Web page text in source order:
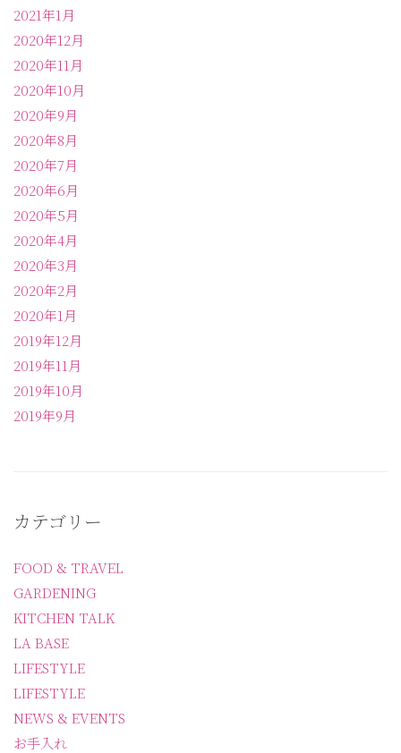
2021年1月
2020年12月
2020年11月
2020年10月
2020年9月
2020年8月
2020年7月
2020年6月
2020年5月
2020年4月
2020年3月
2020年2月
2020年1月
2019年12月
2019年11月
2019年10月
2019年9月
カテゴリー
FOOD & TRAVEL
GARDENING
KITCHEN TALK
LA BASE
LIFESTYLE
LIFESTYLE
NEWS & EVENTS
お手入れ